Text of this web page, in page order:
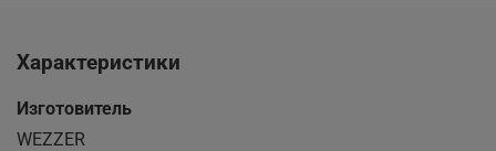
Характеристики
Изготовитель
WEZZER